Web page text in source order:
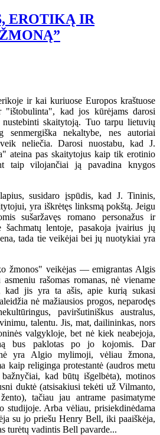
EROTIKĄ IR
ir kai kuriuose Europos kraštuose
kad jos kūrėjams darosi
skaitytoją. Tuo tarpu lietuvių
senmergiška nekaltybe, nes autoriai
neliečia. Darosi nuostabu, kad J.
ateina pas skaitytojus kaip tik erotinio
taip vilojančiai ją pavadina knygos
susidaro įspūdis, kad J. Tininis,
yra iškrėtęs linksmą pokštą. Jeigu
sušaržavęs romano personažus ir
šachmatų lentoje, pasakoja įvairius jų
tada tie veikėjai bei jų nuotykiai yra
veikėjas — emigrantas Algis
rašomas romanas, nė viename
kad jis yra ta ašis, apie kurią sukasi
nė mažiausios progos, neparodęs
paviršutiniškus australus,
talentu. Jis, mat, dailininkas, nors
valgykloje, bet nė kiek neabejoja,
bus paklotas po jo kojomis. Dar
yra Algio mylimoji, vėliau žmona,
kaip religinga protestantė (audros metu
kad būtų išgelbėta), motinos
duktė (atsisakiusi tekėti už Vilmanto,
tačiau jau antrame pasimatyme
studijoje. Arba vėliau, prisiekdinėdama
su jo priešu Henry Bell, iki paaiškėja,
turėtų vadintis Bell pavarde...